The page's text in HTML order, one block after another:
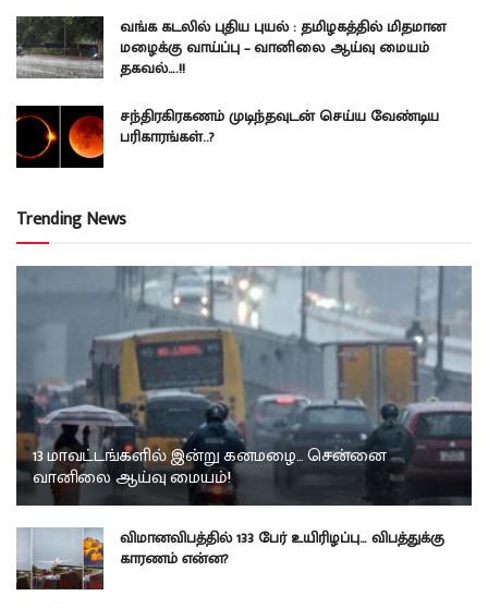
வங்க கடலில் புதிய புயல் : தமிழகத்தில் மிதமான
மழைக்கு வாய்ப்பு – வானிலை ஆய்வு மையம்
தகவல்….!!
சந்திரகிரகணம் முடிந்தவுடன் செய்ய வேண்டிய
பரிகாரங்கள்..?
Trending News
13 மாவட்டங்களில் இன்று கனமழை… சென்னை
வானிலை ஆய்வு மையம்!
விமானவிபத்தில் 133 பேர் உயிரிழப்பு… விபத்துக்கு
காரணம் என்ன?